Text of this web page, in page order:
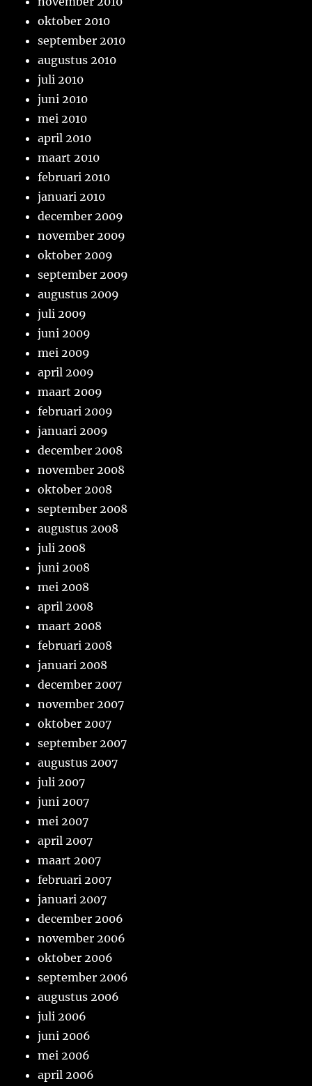
oktober 2010
september 2010
augustus 2010
juli 2010
juni 2010
mei 2010
april 2010
maart 2010
februari 2010
januari 2010
december 2009
november 2009
oktober 2009
september 2009
augustus 2009
juli 2009
juni 2009
mei 2009
april 2009
maart 2009
februari 2009
januari 2009
december 2008
november 2008
oktober 2008
september 2008
augustus 2008
juli 2008
juni 2008
mei 2008
april 2008
maart 2008
februari 2008
januari 2008
december 2007
november 2007
oktober 2007
september 2007
augustus 2007
juli 2007
juni 2007
mei 2007
april 2007
maart 2007
februari 2007
januari 2007
december 2006
november 2006
oktober 2006
september 2006
augustus 2006
juli 2006
juni 2006
mei 2006
april 2006